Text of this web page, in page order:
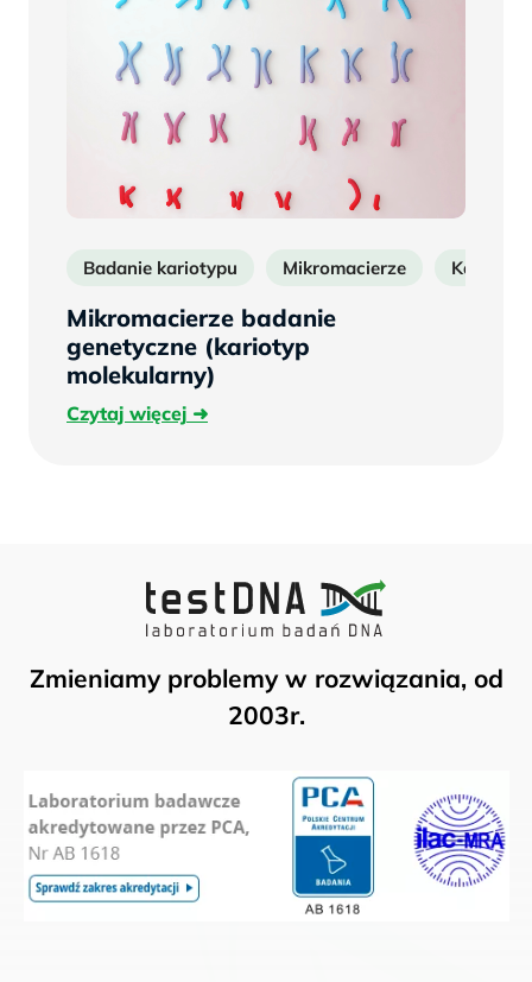
Badanie kariotypu Mikromacierze Kariotyp
Mikromacierze badanie
genetyczne (kariotyp
molekularny)
Czytaj więcejCzytaj
Zmieniamy problemy w rozwiązania, od
2003r.